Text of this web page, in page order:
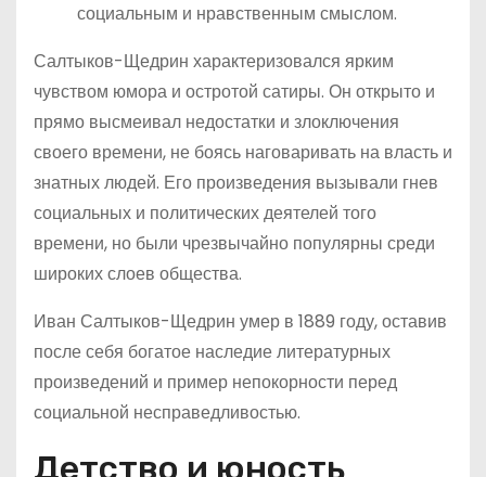
социальным и нравственным смыслом.
Салтыков-Щедрин характеризовался ярким
чувством юмора и остротой сатиры. Он открыто и
прямо высмеивал недостатки и злоключения
своего времени, не боясь наговаривать на власть и
знатных людей. Его произведения вызывали гнев
социальных и политических деятелей того
времени, но были чрезвычайно популярны среди
широких слоев общества.
Иван Салтыков-Щедрин умер в 1889 году, оставив
после себя богатое наследие литературных
произведений и пример непокорности перед
социальной несправедливостью.
Детство и юность